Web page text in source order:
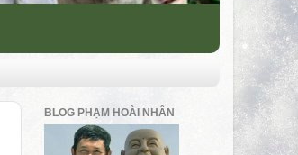
BLOG PHẠM HOÀI NHÂN